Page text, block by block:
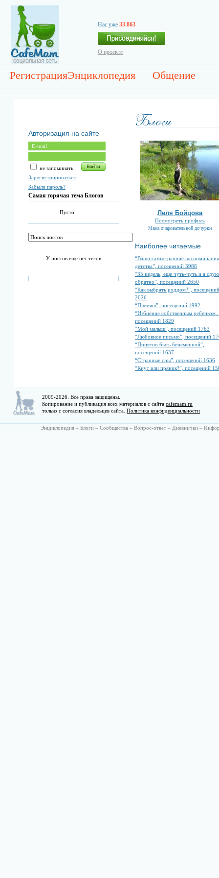
Нас уже 33 863
О проекте
РегистрацияЭнциклопедия Общение
Авторизация на сайте
не запоминать
Зарегистрироваться
Забыли пароль?
Самая горячая тема Блогов
Пусто
У постов еще нет тегов
Леля Бойцова
Посмотреть профиль
Мама очаровательной дочурки
Наиболее читаемые
“Ваши самые ранние
детства”, посещений 3988
“35 недель, еще чуть-чуть и я
обратно”, посещений 2650
“Как выбрать роддом?”, посещений
2026
“Племяш”, посещений 1992
“Избиение собственным
посещений 1829
“Мой малыш”, посещений 1763
“Любовное письмо”, посещений
“Приятно быть беременной”,
посещений 1637
“Странные сны”, посещений 1636
“Кнут или пряник?”, посещений
2009-2026. Все права защищены.
Копирование и публикация всех материалов с сайта cafemam.ru
только с согласия владельцев сайта. Политика конфиденциальности
Энциклопедия – Блоги – Сообщества – Вопрос-ответ – Дневнички –